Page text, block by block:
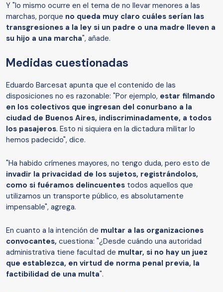
Y "lo mismo ocurre en el tema de no llevar menores a las
marchas, porque no queda muy claro cuáles serían las
transgresiones a la ley si un padre o una madre lleven a
su hijo a una marcha", añade.
Medidas cuestionadas
Eduardo Barcesat apunta que el contenido de las
disposiciones no es razonable: "Por ejemplo, estar filmando
en los colectivos que ingresan del conurbano a la
ciudad de Buenos Aires, indiscriminadamente, a todos
los pasajeros. Esto ni siquiera en la dictadura militar lo
hemos padecido", dice.
"Ha habido crímenes mayores, no tengo duda, pero esto de
invadir la privacidad de los sujetos, registrándolos,
como si fuéramos delincuentes todos aquellos que
utilizamos un transporte público, es absolutamente
impensable", agrega.
En cuanto a la intención de multar a las organizaciones
convocantes, cuestiona: "¿Desde cuándo una autoridad
administrativa tiene facultad de multar, si no hay un juez
que establezca, en virtud de norma penal previa, la
factibilidad de una multa".